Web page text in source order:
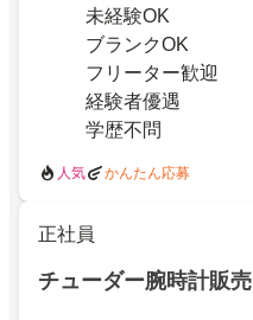
未経験OK
ブランクOK
フリーター歓迎
経験者優遇
学歴不問
人気 かんたん応募
正社員
チューダー腕時計販売